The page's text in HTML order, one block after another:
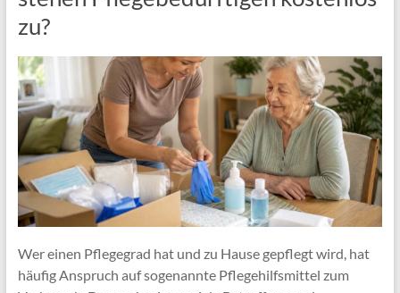
zu?
Wer einen Pflegegrad hat und zu Hause gepflegt wird, hat
häufig Anspruch auf sogenannte Pflegehilfsmittel zum